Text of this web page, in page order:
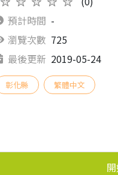
預計時間 -
瀏覽次數 725
最後更新 2019-05-24
彰化縣 繁體中文